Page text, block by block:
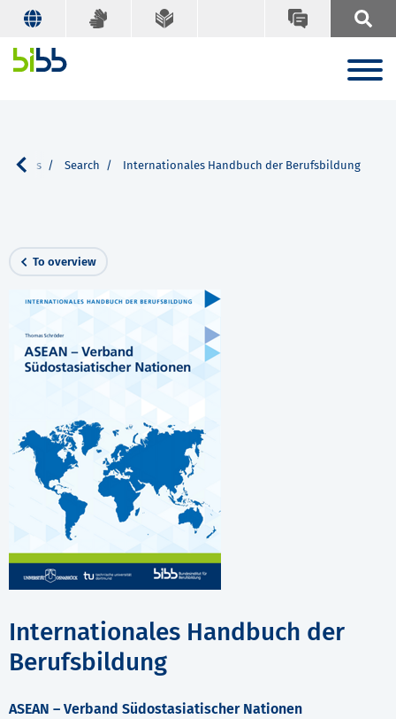
Search Internationales Handbuch der Berufsbildung
To overview
Internationales Handbuch der
Berufsbildung
ASEAN – Verband Südostasiatischer Nationen